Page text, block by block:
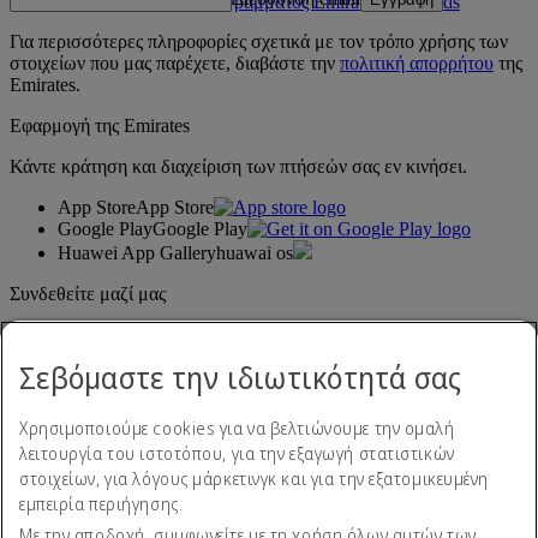
Για περισσότερες πληροφορίες σχετικά με τον τρόπο χρήσης των
στοιχείων που μας παρέχετε, διαβάστε την πολιτική απορρήτου της
Emirates.
Εφαρμογή της Emirates
Κάντε κράτηση και διαχείριση των πτήσεών σας εν κινήσει.
App StoreApp Store
Google PlayGoogle Play
Huawei App Galleryhuawai os
Συνδεθείτε μαζί μας
Σεβόμαστε την ιδιωτικότητά σας
Χρησιμοποιούμε cookies για να βελτιώνουμε την ομαλή
λειτουργία του ιστοτόπου, για την εξαγωγή στατιστικών
στοιχείων, για λόγους μάρκετινγκ και για την εξατομικευμένη
εμπειρία περιήγησης.